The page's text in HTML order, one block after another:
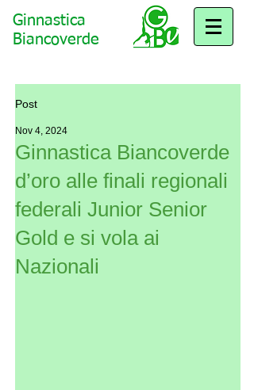
Ginnastica
Biancoverde
Post
Ginnastica Biancoverde
d’oro alle finali regionali
federali Junior Senior
Gold e si vola ai
Nazionali
Nov 4, 2024